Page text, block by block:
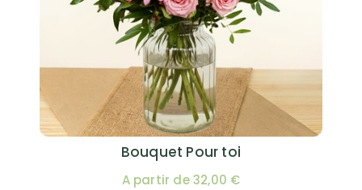
Bouquet Pour toi
A partir de 32,00 €